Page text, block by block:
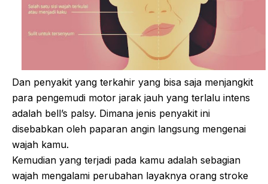
Dan penyakit yang terkahir yang bisa saja menjangkit
para pengemudi motor jarak jauh yang terlalu intens
adalah bell’s palsy. Dimana jenis penyakit ini
disebabkan oleh paparan angin langsung mengenai
wajah kamu.
Kemudian yang terjadi pada kamu adalah sebagian
wajah mengalami perubahan layaknya orang stroke